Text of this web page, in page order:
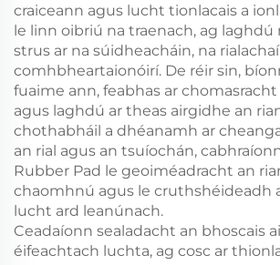
craiceann agus lucht tionlacais a
le linn oibriú na traenach, ag laghdú
strus ar na súidheacháin, na
comhbheartaionóirí. De réir sin,
fuaime ann, feabhas ar chomasracht
agus laghdú ar theas airgidhe an
chothabháil a dhéanamh ar
an rial agus an tsuíochán,
Rubber Pad le geoiméadracht an
chaomhnú agus le cruthshéideadh
lucht ard leanúnach.
Ceadaíonn sealadacht an bhoscais
éifeachtach luchta, ag cosc ar